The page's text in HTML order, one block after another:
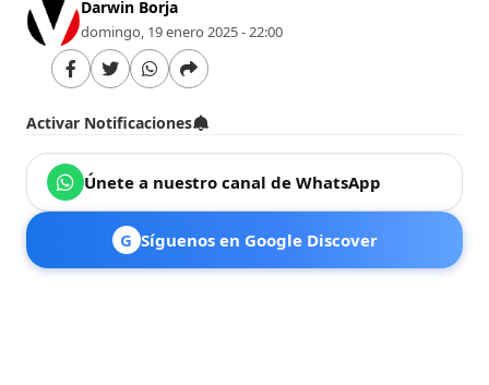
Darwin Borja
domingo, 19 enero 2025 - 22:00
Activar Notificaciones
Únete a nuestro canal de WhatsApp
G Síguenos en Google Discover